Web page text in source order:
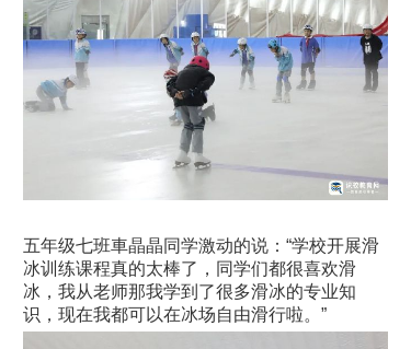
五年级七班車晶晶同学激动的说：“学校开展滑
冰训练课程真的太棒了，同学们都很喜欢滑
冰，我从老师那我学到了很多滑冰的专业知
识，现在我都可以在冰场自由滑行啦。”